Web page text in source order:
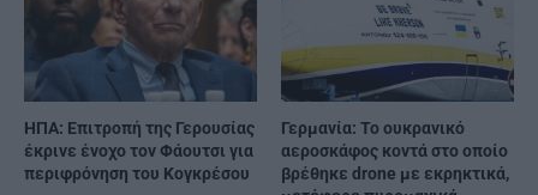
ΗΠΑ: Επιτροπή της Γερουσίας
έκρινε ένοχο τον Φάουτσι για
περιφρόνηση του Κογκρέσου
Γερμανία: Το ουκρανικό
αεροσκάφος κοντά στο οποίο
βρέθηκε drone με εκρηκτικά,